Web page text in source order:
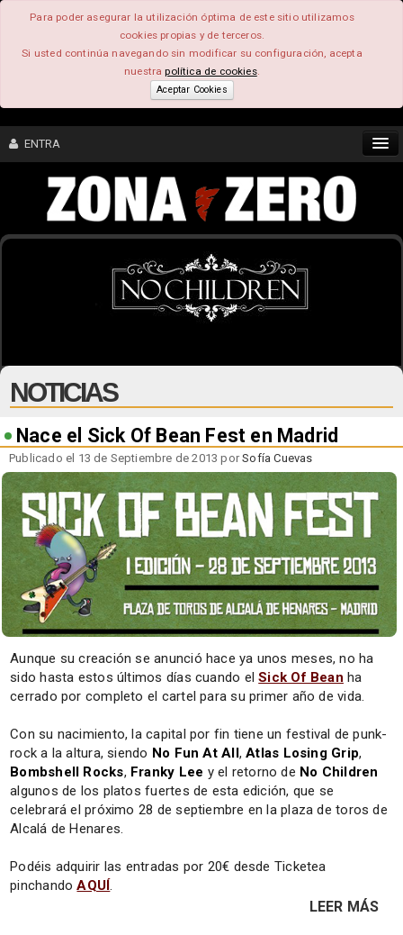
Para poder asegurar la utilización óptima de este sitio utilizamos
cookies propias y de terceros.
Si usted continúa navegando sin modificar su configuración, acepta
nuestrapolítica de cookies.
Aceptar Cookies
ENTRA
CONTENIDO
NOTICIAS
Nace el Sick Of Bean Fest en Madrid
Publicado el 13 de Septiembre de 2013 porSofía Cuevas
Aunque su creación se anunció hace ya unos meses, no ha
sido hasta estos últimos días cuando elSick Of Bean ha
cerrado por completo el cartel para su primer año de vida.
Con su nacimiento, la capital por fin tiene un festival de punk-
rock a la altura, siendo No Fun At All,Atlas Losing Grip,
Bombshell Rocks, Franky Lee y el retorno de No Children
algunos de los platos fuertes de esta edición, que se
celebrará el próximo 28 de septiembre en la plaza de toros de
Alcalá de Henares.
Podéis adquirir las entradas por 20€ desde Ticketea
pinchandoAQUÍ.
LEER MÁS